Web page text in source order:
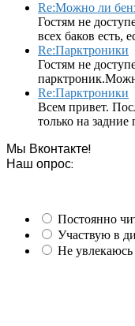
Re:Можно ли
Гостям не
всех баков есть,
Re:Парктроники
Гостям не
Re:Парктроники
Всем привет.
только на
Мы Вконтакте!
Наш опрос:
Постоянно
Участвую в
Не